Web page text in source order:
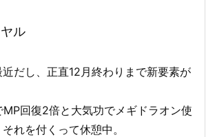
ル
だし、正直12月終わりまで新要素が
回復2倍と大気功でメギドラオン使
れを付くって休憩中。